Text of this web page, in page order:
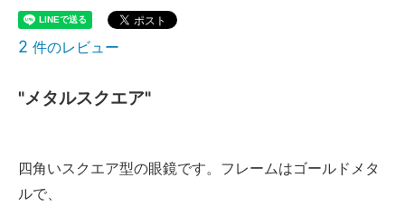
2 件のレビュー
"メタルスクエア"
四角いスクエア型の眼鏡です。フレームはゴールドメタ
ルで、